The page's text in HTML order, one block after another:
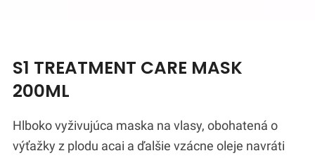
S1 TREATMENT CARE MASK
200ML
Hlboko vyživujúca maska na vlasy, obohatená o
výťažky z plodu acai a ďalšie vzácne oleje navráti